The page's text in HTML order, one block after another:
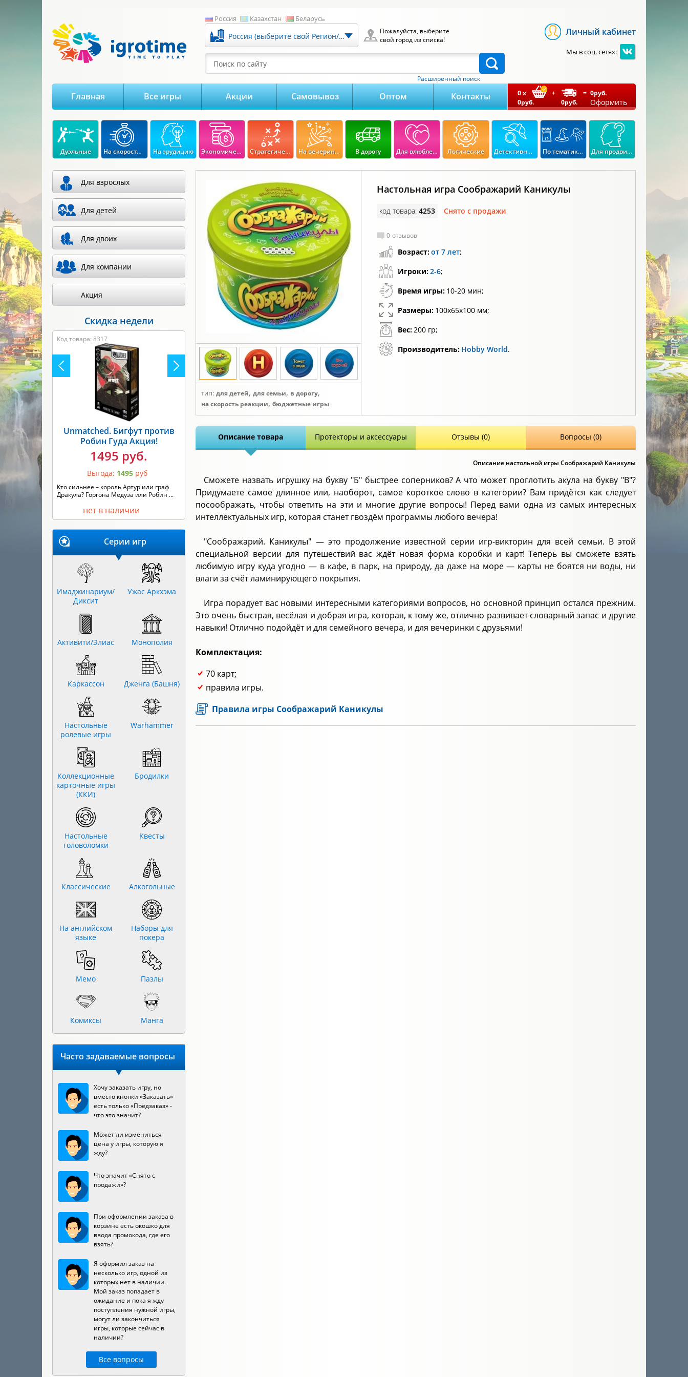
Россия Казахстан Беларусь
Россия (выберите свой Регион/Город)
Пожалуйста, выберите
свой город из списка!
Поиск по сайту
Расширенный поиск
Личный кабинет
Мы в соц. сетях:
Главная Все игры Акции Самовывоз Оптом Контакты 0x
0руб.
+
0руб.
= 0руб.
Оформить
Дуэльные На скорость реакции На эрудицию Экономические Стратегические На вечеринку В дорогу Для влюбленных Логические Детективные По тематикам Для продвинутых
тип: для детей, для семьи, в дорогу,
на скорость реакции, бюджетные игры
Настольная игра Соображарий Каникулы
код товара: 4253 Снято с продажи
0 отзывов
Возраст:от 7 лет;
Игроки:2-6;
Время игры: 10-20 мин;
Размеры: 100х65х100 мм;
Вес:200 гр;
Производитель: Hobby World.
Описание товара Протекторы и аксессуары Отзывы (0) Вопросы (0)
Описание настольной игры Соображарий Каникулы
Сможете назвать игрушку на букву "Б" быстрее соперников? А что может проглотить акула на букву "В"?
Придумаете самое длинное или, наоборот, самое короткое слово в категории? Вам придётся как следует
посоображать, чтобы ответить на эти и многие другие вопросы! Перед вами одна из самых интересных
интеллектуальных игр, которая станет гвоздём программы любого вечера!
"Соображарий. Каникулы" — это продолжение известной серии игр-викторин для всей семьи. В этой
специальной версии для путешествий вас ждёт новая форма коробки и карт! Теперь вы сможете взять
любимую игру куда угодно — в кафе, в парк, на природу, да даже на море — карты не боятся ни воды, ни
влаги за счёт ламинирующего покрытия.
Игра порадует вас новыми интересными категориями вопросов, но основной принцип остался прежним.
Это очень быстрая, весёлая и добрая игра, которая, к тому же, отлично развивает словарный запас и другие
навыки! Отлично подойдёт и для семейного вечера, и для вечеринки с друзьями!
Комплектация:
70 карт;
правила игры.
Правила игры Соображарий Каникулы
Для взрослых
Для детей
Для двоих
Для компании
Акция
Скидка недели
Код товара: 8317
Unmatched. Бигфут против
Робин Гуда Акция!
1495 руб.
Выгода: 1495 руб
Кто сильнее – король Артур или граф
Дракула? Горгона Медуза или Робин ...
нет в наличии
Серии игр
Имаджинариум/
Диксит
Ужас Аркхэма
Активити/Элиас Монополия
Каркассон Дженга (Башня)
Настольные
ролевые игры
Warhammer
Коллекционные
карточные игры
(ККИ)
Бродилки
Настольные
головоломки
Квесты
Классические Алкогольные
На английском
языке
Наборы для
покера
Мемо Пазлы
Комиксы Манга
Часто задаваемые вопросы
Хочу заказать игру, но
вместо кнопки «Заказать»
есть только «Предзаказ» -
что это значит?
Может ли измениться
цена у игры, которую я
жду?
Что значит «Снято с
продажи»?
При оформлении заказа в
корзине есть окошко для
ввода промокода, где его
взять?
Я оформил заказ на
несколько игр, одной из
которых нет в наличии.
Мой заказ попадает в
ожидание и пока я жду
поступления нужной игры,
могут ли закончиться
игры, которые сейчас в
наличии?
Все вопросы